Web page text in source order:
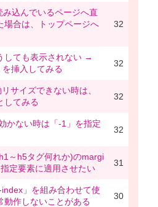
込んでいるページへ直
場合は、トップページへ
32
しても表示されない →
を挿入してみる
32
サイズできない時は、
してみる
32
かない時は「-1」を指定
32
～h5タグ何れか)のmargi
定要素に適用させたい
31
index」を組み合わせて使
動作しないことがある
30